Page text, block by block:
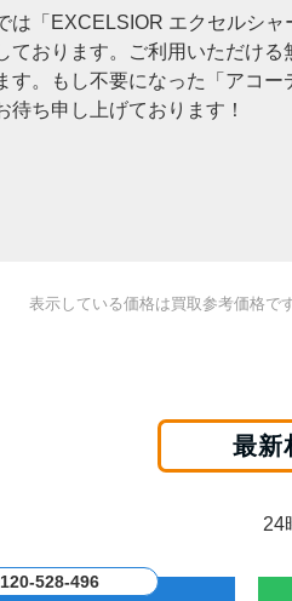
は「EXCELSIOR エクセルシ
ております。ご利用いただけ
す。もし不要になった「アコ
待ち申し上げております！
表示している価格は買取参考価格で
最新
24
528-496